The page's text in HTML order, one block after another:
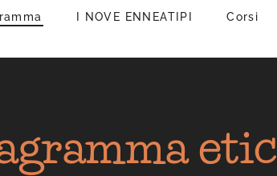
I NOVE ENNEATIPI Corsi